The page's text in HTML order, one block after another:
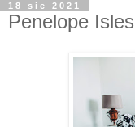
18 sie 2021
Penelope